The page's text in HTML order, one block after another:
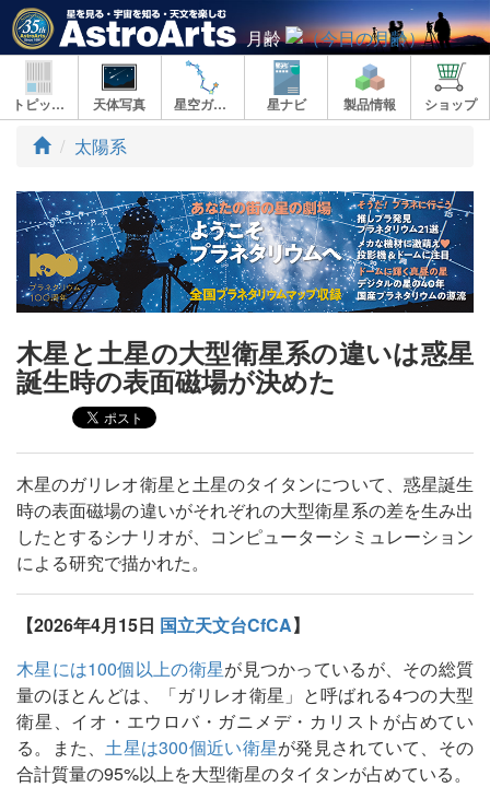
月齢
トピックス 天体写真 星空ガイド 星ナビ 製品情報 ショップ
ト
プ
太陽系
木星と土星の大型衛星系の違いは惑星
誕生時の表面磁場が決めた
木星のガリレオ衛星と土星のタイタンについて、惑星誕生
時の表面磁場の違いがそれぞれの大型衛星系の差を生み出
したとするシナリオが、コンピューターシミュレーション
による研究で描かれた。
【2026年4月15日 国立天文台CfCA】
木星には100個以上の衛星が見つかっているが、その総質
量のほとんどは、「ガリレオ衛星」と呼ばれる4つの大型
衛星、イオ・エウロバ・ガニメデ・カリストが占めてい
る。また、土星は300個近い衛星が発見されていて、その
合計質量の95%以上を大型衛星のタイタンが占めている。